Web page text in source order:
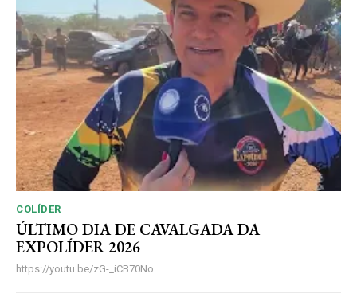
COLÍDER
ÚLTIMO DIA DE CAVALGADA DA
EXPOLÍDER 2026
https://youtu.be/zG-_iCB70No